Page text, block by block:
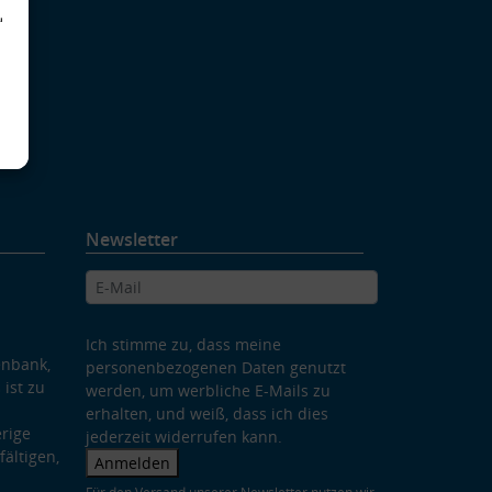
ist zu
Newsletter
Ich stimme zu, dass meine
personenbezogenen Daten genutzt
werden, um werbliche E-Mails zu
erhalten, und weiß, dass ich dies
jederzeit widerrufen kann.
Anmelden